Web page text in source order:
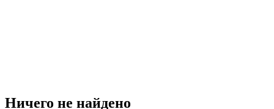
Ничего не найдено